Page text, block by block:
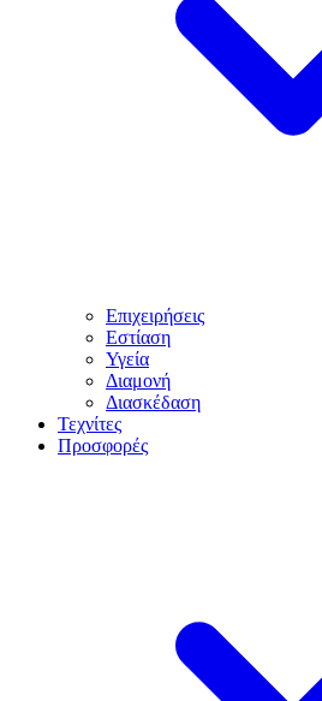
Επιχειρήσεις
Εστίαση
Υγεία
Διαμονή
Διασκέδαση
Τεχνίτες
Προσφορές